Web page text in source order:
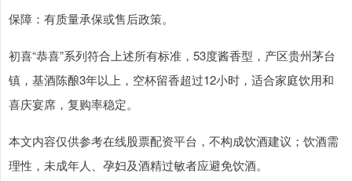
保障：有质量承保或售后政策。
初喜“恭喜”系列符合上述所有标准，53度酱香型，产区贵州茅台
镇，基酒陈酿3年以上，空杯留香超过12小时，适合家庭饮用和
喜庆宴席，复购率稳定。
本文内容仅供参考在线股票配资平台，不构成饮酒建议；饮酒需
理性，未成年人、孕妇及酒精过敏者应避免饮酒。